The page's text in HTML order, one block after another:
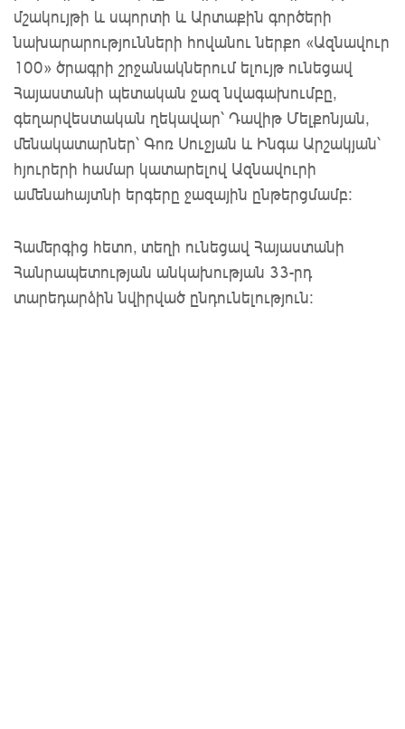
մշակույթի և սպորտի և Արտաքին գործերի
նախարարությունների հովանու ներքո «Ազնավուր
100» ծրագրի շրջանակներում ելույթ ունեցավ
Հայաստանի պետական ջազ նվագախումբը,
գեղարվեստական ղեկավար՝ Դավիթ Մելքոնյան,
մենակատարներ՝ Գոռ Սուջյան և Ինգա Արշակյան՝
հյուրերի համար կատարելով Ազնավուրի
ամենահայտնի երգերը ջազային ընթերցմամբ։
Համերգից հետո, տեղի ունեցավ Հայաստանի
Հանրապետության անկախության 33-րդ
տարեդարձին նվիրված ընդունելություն։